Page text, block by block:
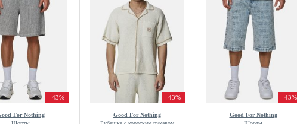
-43%
For Nothing
-43%
Good For Nothing
-43%
Good For Nothing